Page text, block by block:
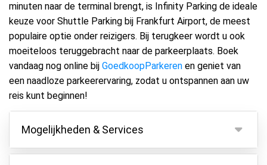
minuten naar de terminal brengt, is Infinity Parking de ideale
keuze voor Shuttle Parking bij Frankfurt Airport, de meest
populaire optie onder reizigers. Bij terugkeer wordt u ook
moeiteloos teruggebracht naar de parkeerplaats. Boek
vandaag nog online bij GoedkoopParkeren en geniet van
een naadloze parkeerervaring, zodat u ontspannen aan uw
reis kunt beginnen!
Mogelijkheden & Services
Mogelijkheden